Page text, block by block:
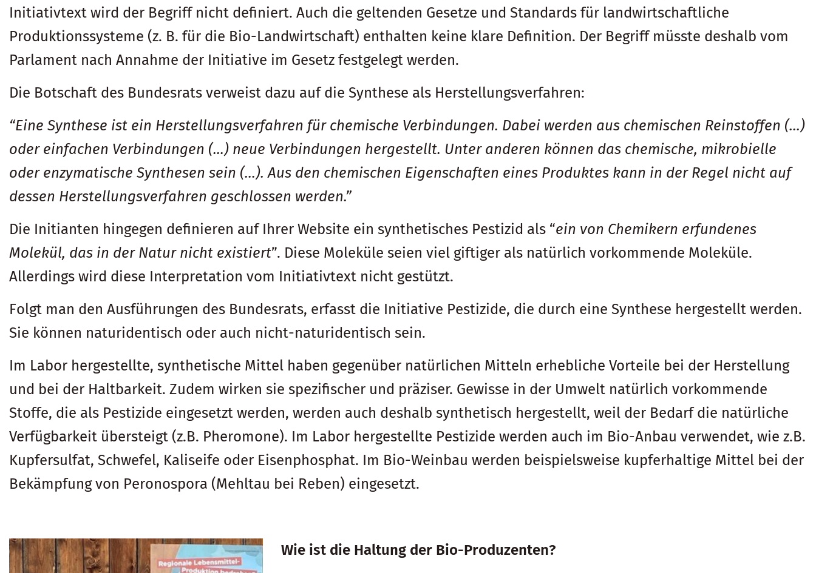
Initiativtext wird der Begriff nicht definiert. Auch die geltenden Gesetze und Standards für landwirtschaftliche
Produktionssysteme (z. B. für die Bio-Landwirtschaft) enthalten keine klare Definition. Der Begriff müsste deshalb vom
Parlament nach Annahme der Initiative im Gesetz festgelegt werden.
Die Botschaft des Bundesrats verweist dazu auf die Synthese als Herstellungsverfahren:
“Eine Synthese ist ein Herstellungsverfahren für chemische Verbindungen. Dabei werden aus chemischen Reinstoffen (…)
oder einfachen Verbindungen (…) neue Verbindungen hergestellt. Unter anderen können das chemische, mikrobielle
oder enzymatische Synthesen sein (…). Aus den chemischen Eigenschaften eines Produktes kann in der Regel nicht auf
dessen Herstellungsverfahren geschlossen werden.”
Die Initianten hingegen definieren auf Ihrer Website ein synthetisches Pestizid als “ein von Chemikern erfundenes
Molekül, das in der Natur nicht existiert”. Diese Moleküle seien viel giftiger als natürlich vorkommende Moleküle.
Allerdings wird diese Interpretation vom Initiativtext nicht gestützt.
Folgt man den Ausführungen des Bundesrats, erfasst die Initiative Pestizide, die durch eine Synthese hergestellt werden.
Sie können naturidentisch oder auch nicht-naturidentisch sein.
Im Labor hergestellte, synthetische Mittel haben gegenüber natürlichen Mitteln erhebliche Vorteile bei der Herstellung
und bei der Haltbarkeit. Zudem wirken sie spezifischer und präziser. Gewisse in der Umwelt natürlich vorkommende
Stoffe, die als Pestizide eingesetzt werden, werden auch deshalb synthetisch hergestellt, weil der Bedarf die natürliche
Verfügbarkeit übersteigt (z.B. Pheromone). Im Labor hergestellte Pestizide werden auch im Bio-Anbau verwendet, wie z.B.
Kupfersulfat, Schwefel, Kaliseife oder Eisenphosphat. Im Bio-Weinbau werden beispielsweise kupferhaltige Mittel bei der
Bekämpfung von Peronospora (Mehltau bei Reben) eingesetzt.
Wie ist die Haltung der Bio-Produzenten?